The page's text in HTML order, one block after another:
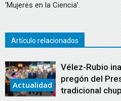
‘Mujeres en la Ciencia’.
Artículo relacionados
Actualidad
Vélez-Rubio
pregón del
tradicional